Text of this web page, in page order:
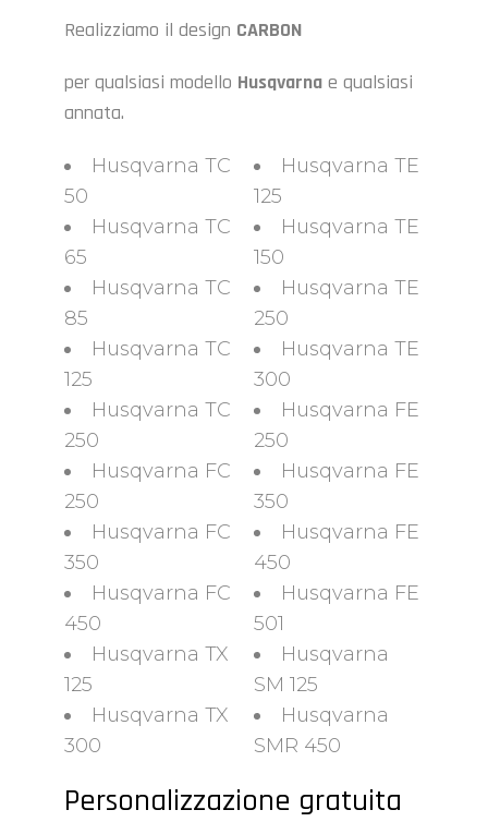
Realizziamo il design CARBON
per qualsiasi modello Husqvarna e qualsiasi
annata.
Husqvarna TC
50
Husqvarna TC
65
Husqvarna TC
85
Husqvarna TC
125
Husqvarna TC
250
Husqvarna FC
250
Husqvarna FC
350
Husqvarna FC
450
Husqvarna TX
125
Husqvarna TX
300
Husqvarna TE
125
Husqvarna TE
150
Husqvarna TE
250
Husqvarna TE
300
Husqvarna FE
250
Husqvarna FE
350
Husqvarna FE
450
Husqvarna FE
501
Husqvarna
SM 125
Husqvarna
SMR 450
Personalizzazione gratuita